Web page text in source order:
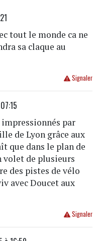
tout le monde ca ne
sa claque au
Signaler
par
de Lyon grâce aux
que dans le plan de
de plusieurs
des pistes de vélo
avec Doucet aux
Signaler